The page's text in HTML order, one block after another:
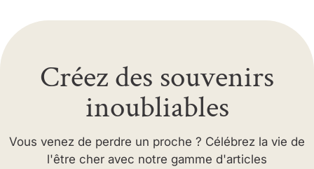
Créez des souvenirs
inoubliables
Vous venez de perdre un proche ? Célébrez la vie de
l'être cher avec notre gamme d'articles